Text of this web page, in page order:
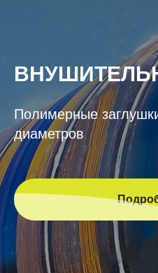
Полимерные
диаметров